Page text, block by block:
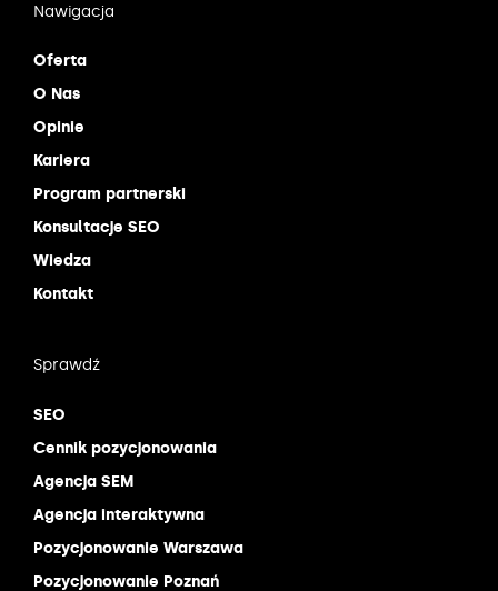
Nawigacja
Oferta
O Nas
Opinie
Kariera
Program partnerski
Konsultacje SEO
Wiedza
Kontakt
Sprawdź
SEO
Cennik pozycjonowania
Agencja SEM
Agencja interaktywna
Pozycjonowanie Warszawa
Pozycjonowanie Poznań